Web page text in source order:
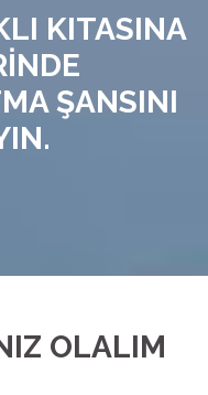
KITASINA
ŞANSINI
OLALIM